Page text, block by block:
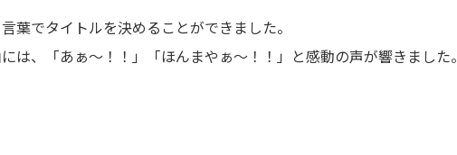
葉でタイトルを決めることができました。
は、「あぁ～！！」「ほんまやぁ～！！」と感動の声が響きました。